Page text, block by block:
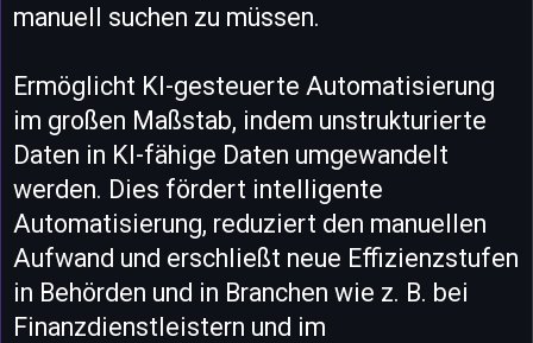
manuell suchen zu müssen.
Ermöglicht KI-gesteuerte Automatisierung
im großen Maßstab, indem unstrukturierte
Daten in KI-fähige Daten umgewandelt
werden. Dies fördert intelligente
Automatisierung, reduziert den manuellen
Aufwand und erschließt neue Effizienzstufen
in Behörden und in Branchen wie z. B. bei
Finanzdienstleistern und im